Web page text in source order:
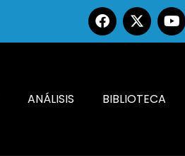
ANÁLISIS BIBLIOTECA